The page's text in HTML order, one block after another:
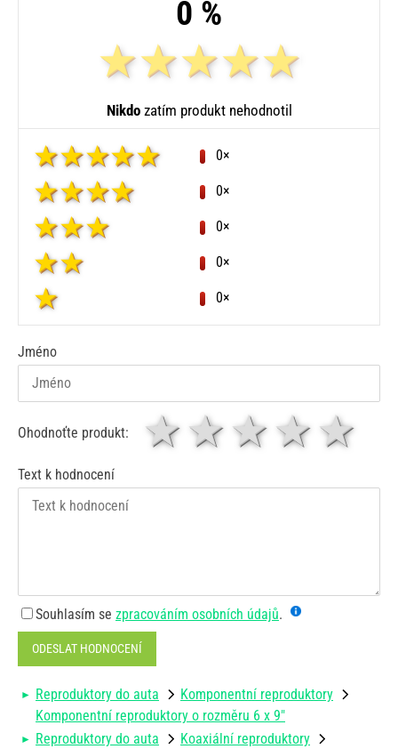
0 %
Nikdozatím produkt nehodnotil
0×
0×
0×
0×
0×
Jméno
Ohodnoťte produkt: 4
3
2 hvězdy
1 hvězda
Text k hodnocení
Souhlasím se zpracováním osobních údajů.
ODESLAT HODNOCENÍ
Reproduktory do auta
Komponentní reproduktory
Komponentní reproduktory o rozměru 6 x 9"
Reproduktory do auta
Koaxiální reproduktory